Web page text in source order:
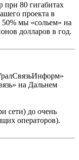
при 80 гигабитах
проекта в
мы «сольем» на
долларов в год.
на Дальнем
сети) до очень
операторов).